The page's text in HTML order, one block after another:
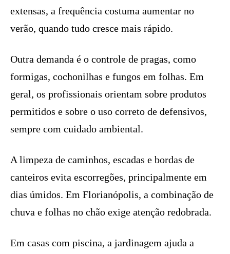
extensas, a frequência costuma aumentar no
verão, quando tudo cresce mais rápido.
Outra demanda é o controle de pragas, como
formigas, cochonilhas e fungos em folhas. Em
geral, os profissionais orientam sobre produtos
permitidos e sobre o uso correto de defensivos,
sempre com cuidado ambiental.
A limpeza de caminhos, escadas e bordas de
canteiros evita escorregões, principalmente em
dias úmidos. Em Florianópolis, a combinação de
chuva e folhas no chão exige atenção redobrada.
Em casas com piscina, a jardinagem ajuda a